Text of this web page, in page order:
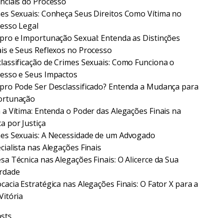
Sexuais: Conheça Seus Direitos Como Vítima no
Legal
e Importunação Sexual: Entenda as Distinções
e Seus Reflexos no Processo
de Crimes Sexuais: Como Funciona o
e Seus Impactos
Pode Ser Desclassificado? Entenda a Mudança para
a Vítima: Entenda o Poder das Alegações Finais na
por Justiça
Sexuais: A Necessidade de um Advogado
nas Alegações Finais
Técnica nas Alegações Finais: O Alicerce da Sua
Estratégica nas Alegações Finais: O Fator X para a